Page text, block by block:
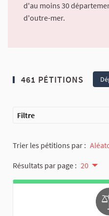
d'au moins 30
d'outre-mer.
461 PÉTITIONS
Filtre
Trier les pétitions par :
Résultats par page : 20